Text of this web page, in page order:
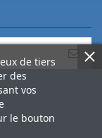
de tiers
des
vos
le bouton